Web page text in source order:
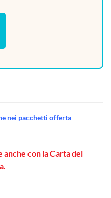
nei pacchetti offerta
con la Carta del